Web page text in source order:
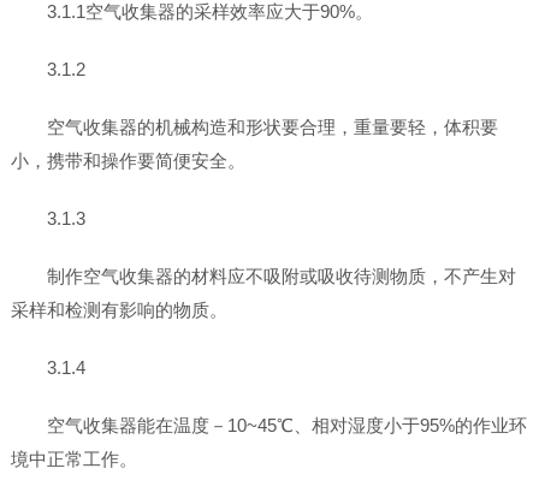
3.1.1空气收集器的采样效率应大于90%。
3.1.2
空气收集器的机械构造和形状要合理，重量要轻，体积要
小，携带和操作要简便安全。
3.1.3
制作空气收集器的材料应不吸附或吸收待测物质，不产生对
采样和检测有影响的物质。
3.1.4
空气收集器能在温度－10~45℃、相对湿度小于95%的作业环
境中正常工作。